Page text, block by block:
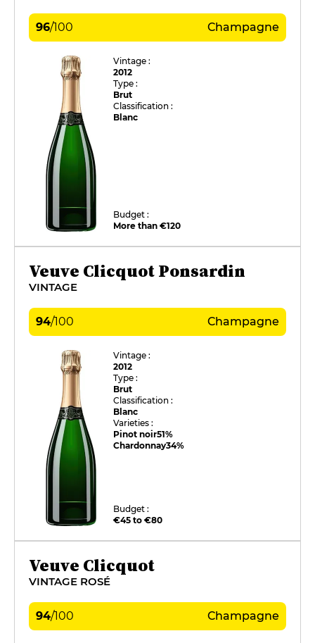
96/100 Champagne
Vintage :
2012
Type :
Brut
Classification :
Blanc
Budget :
More than €120
Veuve Clicquot Ponsardin
VINTAGE
94/100 Champagne
Vintage :
2012
Type :
Brut
Classification :
Blanc
Varieties :
Pinot noir51%
Chardonnay34%
Budget :
€45 to €80
Veuve Clicquot
VINTAGE ROSÉ
94/100 Champagne